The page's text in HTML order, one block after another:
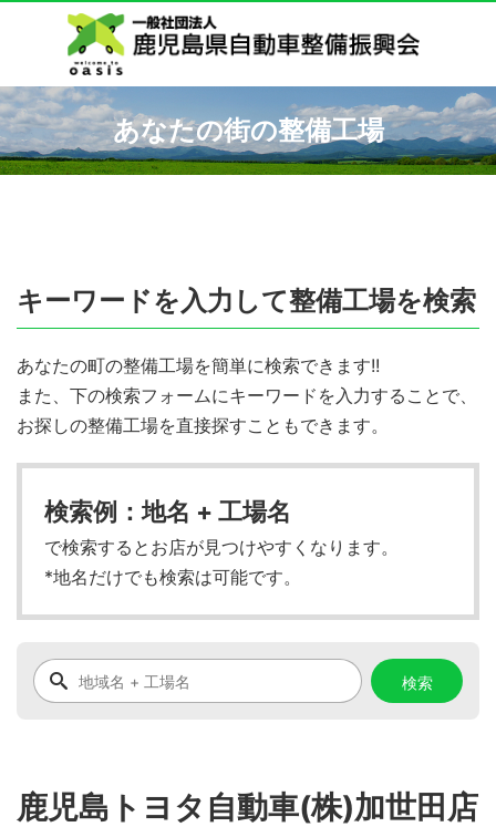
あなたの街の整備工場
キーワードを入力して整備工場を検索
あなたの町の整備工場を簡単に検索できます!!
また、下の検索フォームにキーワードを入力することで、
お探しの整備工場を直接探すこともできます。
検索例：地名 + 工場名
で検索するとお店が見つけやすくなります。
*地名だけでも検索は可能です。
鹿児島トヨタ自動車(株)加世田店